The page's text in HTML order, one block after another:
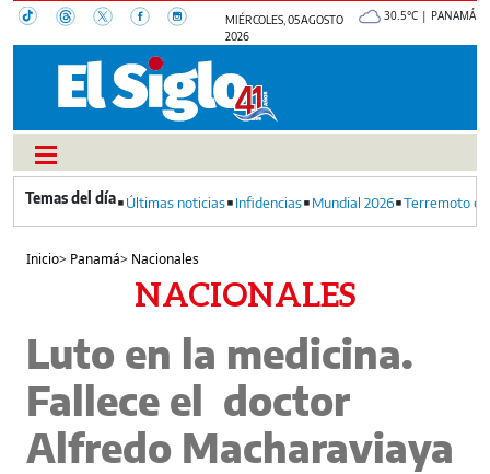
MIÉRCOLES, 05 AGOSTO
2026
30.5°C | PANAMÁ
Últimas noticias Infidencias Mundial 2026 Terremoto
Inicio> Panamá> Nacionales
NACIONALES
Luto en la medicina.
Fallece el doctor
Alfredo Macharaviaya